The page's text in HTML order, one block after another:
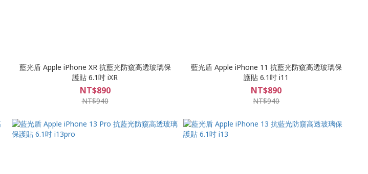
藍光盾 Apple iPhone XR 抗藍光防窺高透玻璃保
護貼 6.1吋 iXR
NT$890
NT$940
藍光盾 Apple iPhone 11 抗藍光防窺高透玻璃保
護貼 6.1吋 i11
NT$890
NT$940